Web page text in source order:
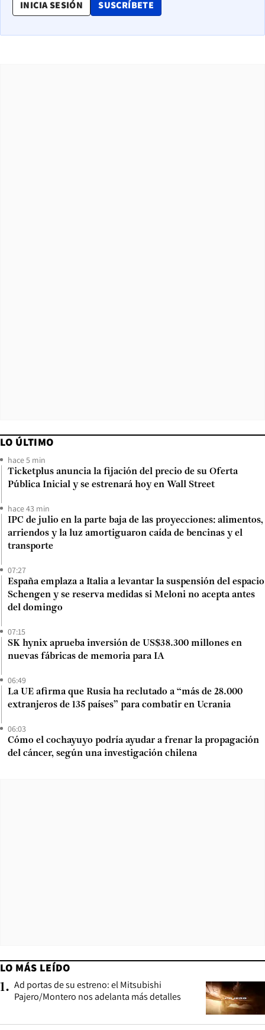
INICIA SESIÓN SUSCRÍBETE
OPENS IN NEW WINDOW
LO ÚLTIMO
hace 5 min
Ticketplus anuncia la fijación del precio de su Oferta
Pública Inicial y se estrenará hoy en Wall Street
hace 43 min
IPC de julio en la parte baja de las proyecciones: alimentos,
arriendos y la luz amortiguaron caída de bencinas y el
transporte
07:27
España emplaza a Italia a levantar la suspensión del espacio
Schengen y se reserva medidas si Meloni no acepta antes
del domingo
07:15
SK hynix aprueba inversión de US$38.300 millones en
nuevas fábricas de memoria para IA
06:49
La UE afirma que Rusia ha reclutado a “más de 28.000
extranjeros de 135 países” para combatir en Ucrania
06:03
Cómo el cochayuyo podría ayudar a frenar la propagación
del cáncer, según una investigación chilena
LO MÁS LEÍDO
1. Ad portas de su estreno: el Mitsubishi
Pajero/Montero nos adelanta más detalles